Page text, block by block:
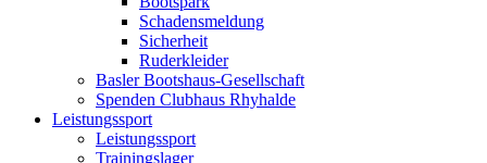
Schadensmeldung
Sicherheit
Ruderkleider
Basler Bootshaus-Gesellschaft
Spenden Clubhaus Rhyhalde
Leistungssport
Leistungssport
Trainingslager